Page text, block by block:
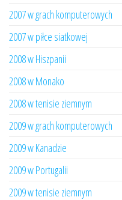
2007 w grach komputerowych
2007 w piłce siatkowej
2008 w Hiszpanii
2008 w Monako
2008 w tenisie ziemnym
2009 w grach komputerowych
2009 w Kanadzie
2009 w Portugalii
2009 w tenisie ziemnym